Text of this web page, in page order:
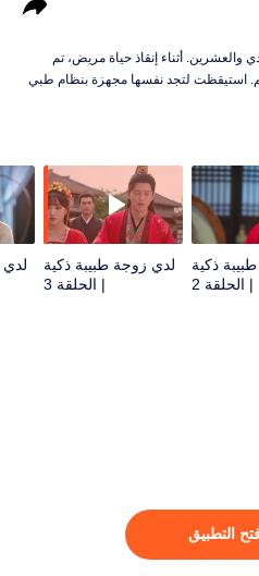
التطبيق
والعشرين. أثناء إنقاذ حياة مريض، تم
استيقظت لتجد نفسها مجهزة بنظام طبي
ذكية
| الحلقة 2
لدي زوجة طبيبة ذكية
| الحلقة 3
لدي